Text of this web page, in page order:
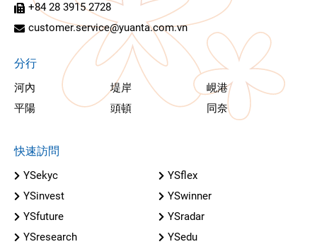
+84 28 3915 2728
customer.service@yuanta.com.vn
分行
河內 堤岸
峴港
平陽
頭頓 同奈
快速訪問
YSekyc
YSflex
YSinvest
YSwinner
YSfuture
YSradar
YSresearch
YSedu